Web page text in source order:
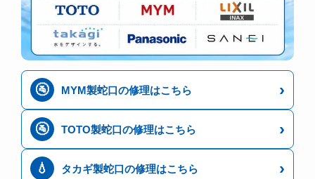
🚰 MYM製蛇口の修理はこちら ›
🚰 TOTO製蛇口の修理はこちら ›
💧 タカギ製蛇口の修理はこちら ›